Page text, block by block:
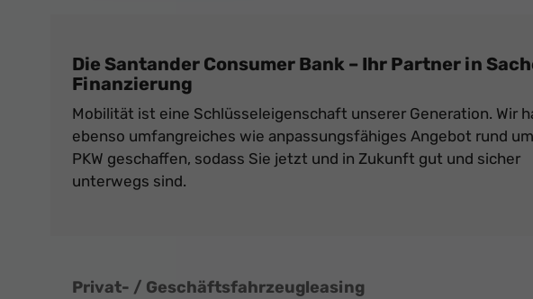
Die Santander Consumer Bank – Ihr Partner in
Finanzierung
Mobilität ist eine Schlüsseleigenschaft unserer Generation. Wir
ebenso umfangreiches wie anpassungsfähiges Angebot rund
PKW geschaffen, sodass Sie jetzt und in Zukunft gut und sicher
unterwegs sind.
Privat- / Geschäftsfahrzeugleasing